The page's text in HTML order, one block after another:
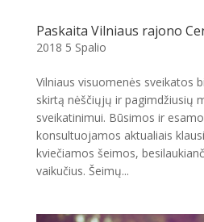
Paskaita Vilniaus rajono
2018 5 Spalio
Vilniaus visuomenės sveikatos
skirtą nėščiųjų ir pagimdžiusių
sveikatinimui. Būsimos ir
konsultuojamos aktualiais
kviečiamos šeimos,
vaikučius. Šeimų...